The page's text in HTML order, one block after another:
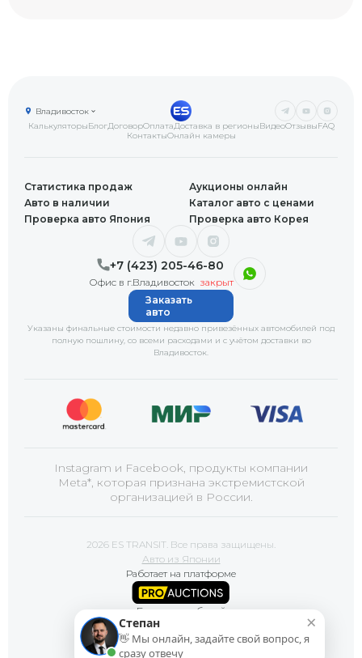
КалькуляторыБлогДоговорОплатаДоставка в регионыВидеоОтзывыFAQ
КонтактыОнлайн камеры
Владивосток
+7 (423) 205-46-80
Офис в г.Владивосток закрыт
Статистика продаж
Аукционы онлайн
Авто в наличии
Каталог авто с ценами
Проверка авто Япония
Проверка авто Корея
Указаны финальные стоимости недавно привезённых автомобилей под
полную пошлину, со всеми расходами и с учётом доставки во
Владивосток.
Заказать
авто
Instagram и Facebook, продукты компании
Meta*, которая признана экстремистской
организацией в России.
2026 ES TRANSIT. Все права защищены.
Авто из Японии
Работает на платформе
Базы автомобилей
Сайт продвигает
×
Степан
👋 Мы онлайн, задайте свой вопрос, я
сразу отвечу